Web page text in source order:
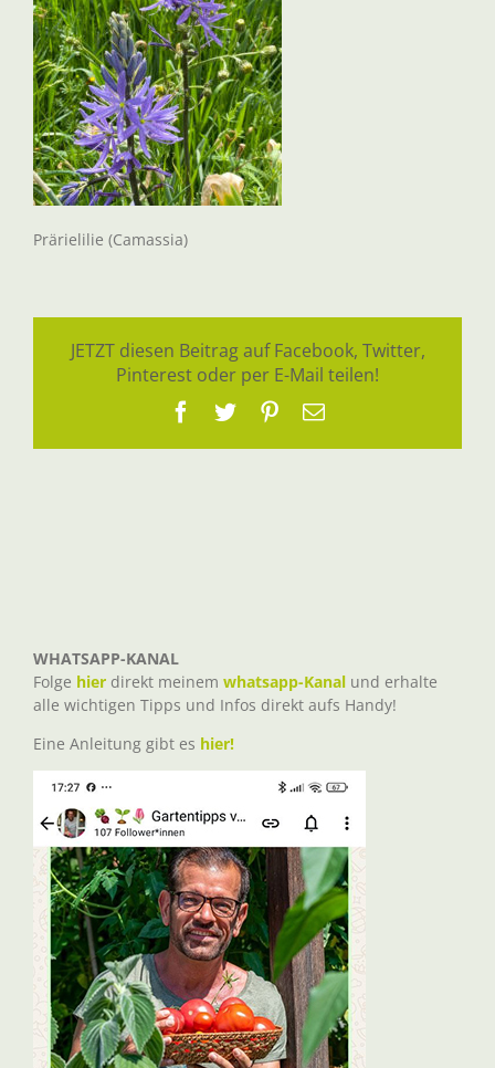
Prärielilie (Camassia)
JETZT diesen Beitrag auf Facebook, Twitter,
Pinterest oder per E-Mail teilen!
Facebook
TwitterPinterest
E-
WHATSAPP-KANAL
Folge hier direkt meinem whatsapp-Kanal und erhalte
alle wichtigen Tipps und Infos direkt aufs Handy!
Eine Anleitung gibt es hier!